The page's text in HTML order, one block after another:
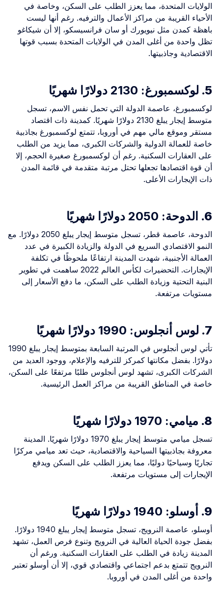
الولايات المتحدة، مما يعزز الطلب على السكن، وخاصة في
الأحياء القريبة من مراكز الأعمال والترفيه. رغم أنها ليست
باهظة كمدن مثل نيويورك أو سان فرانسيسكو، إلا أن شيكاغو
تظل واحدة من أغلى المدن في الولايات المتحدة بسبب قوتها
الاقتصادية وجاذبيتها.
5. لوكسمبورغ: 2130 دولارًا شهريًا
لوكسمبورغ، عاصمة الدولة التي تحمل نفس الاسم، تسجل
متوسط إيجار يبلغ 2130 دولارًا شهريًا. كمدينة ذات اقتصاد
مستقر وموقع مالي مهم في أوروبا، تتمتع لوكسمبورغ بجاذبية
خاصة للعمالة الدولية والشركات الكبرى، مما يزيد من الطلب
على العقارات السكنية. رغم أن لوكسمبورغ صغيرة الحجم، إلا
أن قوة اقتصادها تجعلها تحتل مرتبة متقدمة في قائمة المدن
ذات الإيجارات الأعلى.
6. الدوحة: 2050 دولارًا شهريًا
الدوحة، عاصمة قطر، تسجل متوسط إيجار يبلغ 2050 دولارًا. مع
النمو الاقتصادي السريع في الدولة والزيادة الكبيرة في عدد
العمالة الأجنبية، شهدت المدينة ارتفاعًا ملحوظًا في تكلفة
الإيجارات. التحضيرات لكأس العالم 2022 ساهمت في تطوير
البنية التحتية وزيادة الطلب على السكن، ما دفع الأسعار إلى
مستويات مرتفعة.
7. لوس أنجلوس: 1990 دولارًا شهريًا
تأتي لوس أنجلوس في المرتبة السابعة بمتوسط إيجار يبلغ 1990
دولارًا. بفضل مكانتها كمركز للترفيه والإعلام، ووجود العديد من
الشركات الكبرى، تشهد لوس أنجلوس طلبًا مرتفعًا على السكن،
خاصة في المناطق القريبة من مراكز العمل الرئيسية.
8. ميامي: 1970 دولارًا شهريًا
تسجل ميامي متوسط إيجار يبلغ 1970 دولارًا شهريًا. المدينة
معروفة بجاذبيتها السياحية والاقتصادية، حيث تعد ميامي مركزًا
تجاريًا وسياحيًا دوليًا، مما يعزز الطلب على السكن ويدفع
الإيجارات إلى مستويات مرتفعة.
9. أوسلو: 1940 دولارًا شهريًا
أوسلو، عاصمة النرويج، تسجل متوسط إيجار يبلغ 1940 دولارًا.
بفضل جودة الحياة العالية في النرويج وتنوع فرص العمل، تشهد
المدينة زيادة في الطلب على العقارات السكنية. ورغم أن
النرويج تتمتع بدعم اجتماعي واقتصادي قوي، إلا أن أوسلو تعتبر
واحدة من أغلى المدن في أوروبا.